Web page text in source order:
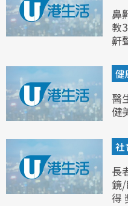
鼻
教
鼾
健
醫
健
社
長
鏡
得